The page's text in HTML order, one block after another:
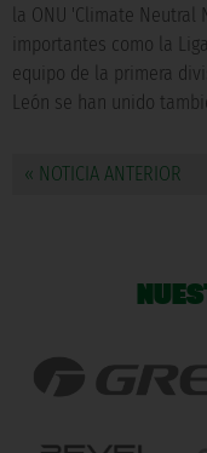
la ONU 'Climate Neutral
importantes como la
equipo de la primera
León se han unido
« NOTICIA ANTERIOR